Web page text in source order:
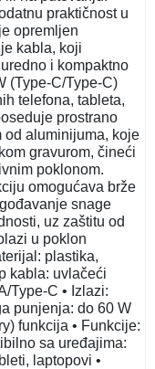
praktičnost u
opremljen
kabla, koji
i kompaktno
(Type-C/Type-C)
telefona, tableta,
prostrano
od aluminijuma, koje
gravurom, čineći
poklonom.
omogućava brže
snage
uz zaštitu od
u poklon
plastika,
kabla: uvlačeći
Type-C • Izlazi:
punjenja: do 60 W
funkcija • Funkcije:
sa uređajima:
laptopovi •